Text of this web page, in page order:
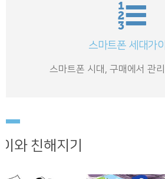
스마트폰 세대가
스마트폰 시대, 구매에서 관
와 친해지기